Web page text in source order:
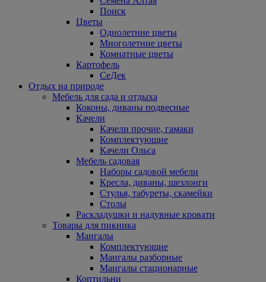
Поиск
Цветы
Однолетние цветы
Многолетние цветы
Комнатные цветы
Картофель
СеДек
Отдых на природе
Мебель для сада и отдыха
Коконы, диваны подвесные
Качели
Качели прочие, гамаки
Комплектующие
Качели Ольса
Мебель садовая
Наборы садовой мебели
Кресла, диваны, шезлонги
Стулья, табуреты, скамейки
Столы
Раскладушки и надувные кровати
Товары для пикника
Мангалы
Комплектующие
Мангалы разборные
Мангалы стационарные
Коптильни